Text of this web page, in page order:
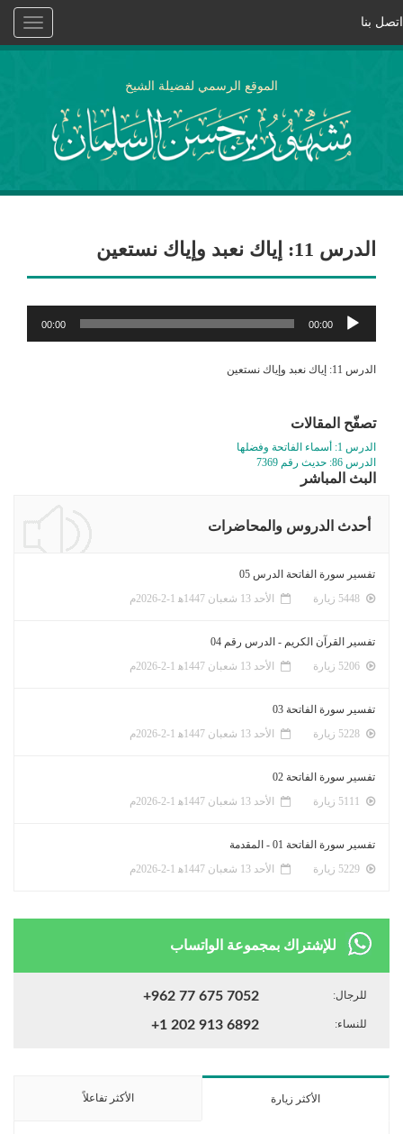
Toggle
اتصل بنا
الموقع الرسمي لفضيلة الشيخ
الدرس 11: إياك نعبد وإياك نستعين
مشغل
الصوت
00:00
00:00
الدرس 11: إياك نعبد وإياك نستعين
تصفّح المقالات
الدرس 1: أسماء الفاتحة وفضلها
الدرس 86: حديث رقم 7369
البث المباشر
أحدث الدروس والمحاضرات
تفسير سورة الفاتحة الدرس 05
الأحد 13 شعبان 1447ﻫ 1-2-2026م
تفسير القرآن الكريم - الدرس رقم 04
الأحد 13 شعبان 1447ﻫ 1-2-2026م
تفسير سورة الفاتحة 03
الأحد 13 شعبان 1447ﻫ 1-2-2026م
تفسير سورة الفاتحة 02
الأحد 13 شعبان 1447ﻫ 1-2-2026م
تفسير سورة الفاتحة 01 - المقدمة
الأحد 13 شعبان 1447ﻫ 1-2-2026م
للإشتراك بمجموعة الواتساب
للرجال: +962 77 675 7052
للنساء: +1 202 913 6892
الأكثر زيارة الأكثر تفاعلاً